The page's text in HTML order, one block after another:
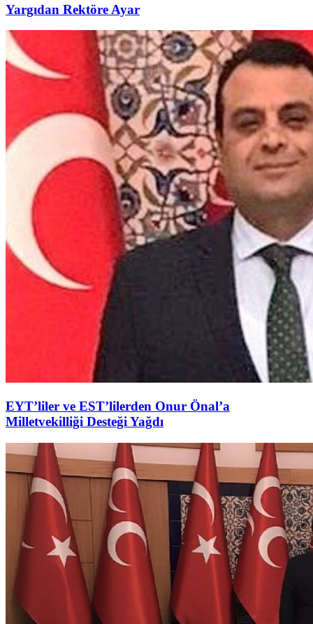
Yargıdan Rektöre Ayar
EYT’liler ve EST’lilerden Onur Önal’a
Milletvekilliği Desteği Yağdı